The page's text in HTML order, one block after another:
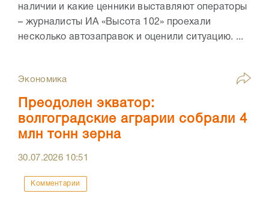
наличии и какие ценники выставляют операторы
– журналисты ИА «Высота 102» проехали
несколько автозаправок и оценили ситуацию. ...
Экономика
Преодолен экватор:
волгоградские аграрии собрали 4
млн тонн зерна
30.07.2026 10:51
Комментарии